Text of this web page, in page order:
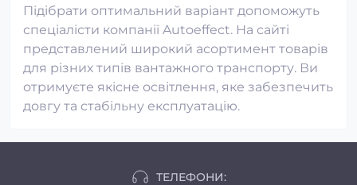
Підібрати оптимальний варіант допоможуть
спеціалісти компанії Autoeffect. На сайті
представлений широкий асортимент товарів
для різних типів вантажного транспорту. Ви
отримуєте якісне освітлення, яке забезпечить
довгу та стабільну експлуатацію.
ТЕЛЕФОНИ: